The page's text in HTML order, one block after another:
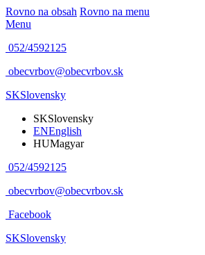
Rovno na obsah Rovno na menu
Menu
052/4592125
obecvrbov@obecvrbov.sk
SKSlovensky
SKSlovensky
ENEnglish
HUMagyar
052/4592125
obecvrbov@obecvrbov.sk
Facebook
SKSlovensky